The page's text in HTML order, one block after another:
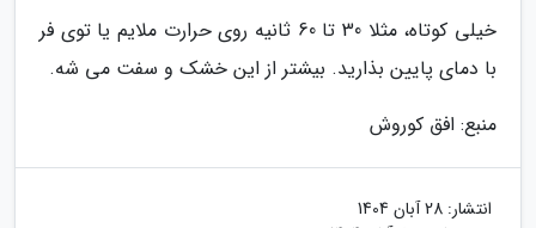
خیلی کوتاه، مثلا 30 تا 60 ثانیه روی حرارت ملایم یا توی فر
با دمای پایین بذارید. بیشتر از این خشک و سفت می شه.
منبع: افق کوروش
انتشار: 28 آبان 1404